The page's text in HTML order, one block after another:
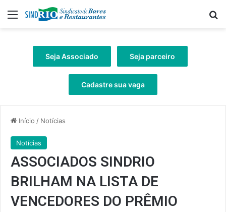
Menu
Seja Associado Seja parceiro
Cadastre sua vaga
Início / Notícias
Notícias
ASSOCIADOS SINDRIO
BRILHAM NA LISTA DE
VENCEDORES DO PRÊMIO